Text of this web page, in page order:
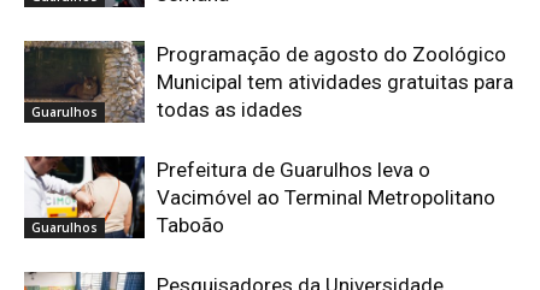
Guarulhos
Programação de agosto do Zoológico
Municipal tem atividades gratuitas para
todas as idades
Guarulhos
Prefeitura de Guarulhos leva o
Vacimóvel ao Terminal Metropolitano
Taboão
Pesquisadores da Universidade